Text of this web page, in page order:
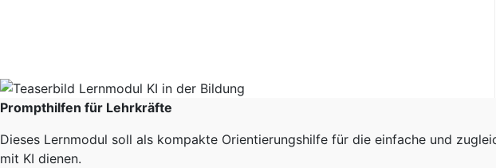
Prompthilfen für Lehrkräfte
Dieses Lernmodul soll als kompakte Orientierungshilfe für die einfache und
mit KI dienen.